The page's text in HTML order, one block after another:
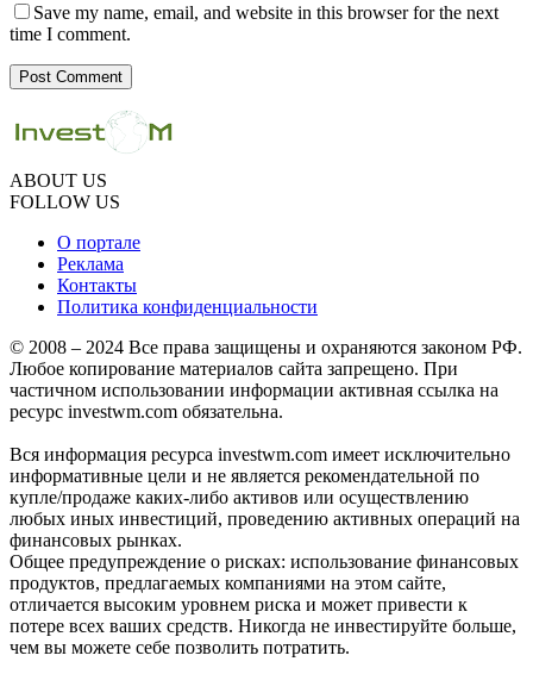
Save my name, email, and website in this browser for the next
time I comment.
ABOUT US
FOLLOW US
О портале
Реклама
Контакты
Политика конфиденциальности
© 2008 – 2024 Все права защищены и охраняются законом РФ.
Любое копирование материалов сайта запрещено. При
частичном использовании информации активная ссылка на
ресурс investwm.com обязательна.
Вся информация ресурса investwm.com имеет исключительно
информативные цели и не является рекомендательной по
купле/продаже каких-либо активов или осуществлению
любых иных инвестиций, проведению активных операций на
финансовых рынках.
Общее предупреждение о рисках: использование финансовых
продуктов, предлагаемых компаниями на этом сайте,
отличается высоким уровнем риска и может привести к
потере всех ваших средств. Никогда не инвестируйте больше,
чем вы можете себе позволить потратить.